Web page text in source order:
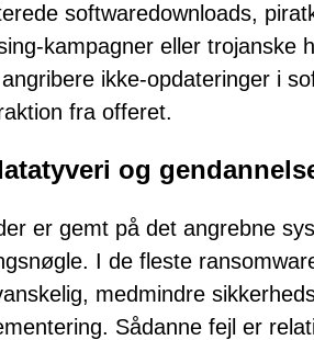
softwaredownloads,
kampagner eller trojanske
ikke-opdateringer i
fra offeret.
og
er gemt på det angrebne
I de fleste
medmindre
Sådanne fejl er